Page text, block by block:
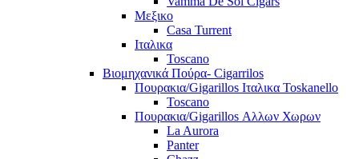
Μεξικο
Casa Turrent
Ιταλικα
Toscano
Βιομηχανικά Πούρα- Cigarrilos
Πουρακια/Gigarillos Ιταλικα Toskanello
Toscano
Πουρακια/Gigarillos Αλλων Χωρων
La Aurora
Panter